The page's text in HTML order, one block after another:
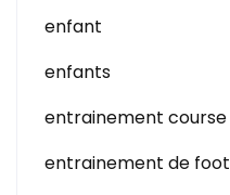
enfant
enfants
entrainement course
entrainement de foot